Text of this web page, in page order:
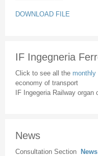
DOWNLOAD FILE
IF Ingegneria
Click to see all the
economy of transport
IF Ingegeria Railway
News
Consultation Section News